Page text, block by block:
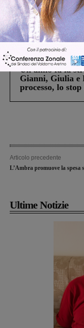
Cronaca 3 Agosto
Scomparso da
Fiorentino
Levane nel 2020
Cronaca 4 Agosto
Un anno fa la
Gianni, Giulia e
processo, lo
Articolo precedente
L’Ambra promuove la spesa
Ultime Notizie